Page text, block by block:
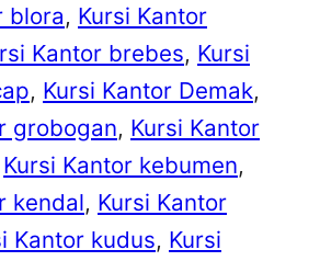
blora, Kursi Kantor
Kantor brebes, Kursi
, Kursi Kantor Demak
grobogan, Kursi Kantor
Kursi Kantor kebumen
kendal, Kursi Kantor
Kantor kudus, Kursi